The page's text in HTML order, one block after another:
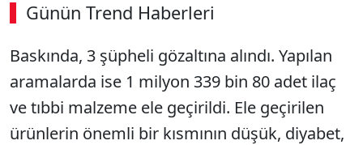
Günün Trend Haberleri
Baskında, 3 şüpheli gözaltına alındı. Yapılan
aramalarda ise 1 milyon 339 bin 80 adet ilaç
ve tıbbi malzeme ele geçirildi. Ele geçirilen
ürünlerin önemli bir kısmının düşük, diyabet,